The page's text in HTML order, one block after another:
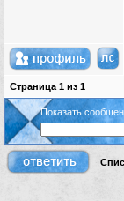
Страница 1 из 1
Показать